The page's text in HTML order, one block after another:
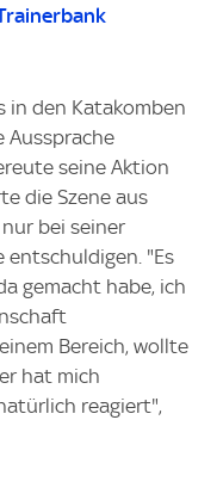
in den Katakomben
Aussprache
seine Aktion
die Szene aus
bei seiner
"Es
gemacht habe, ich
Bereich, wollte
hat mich
reagiert",